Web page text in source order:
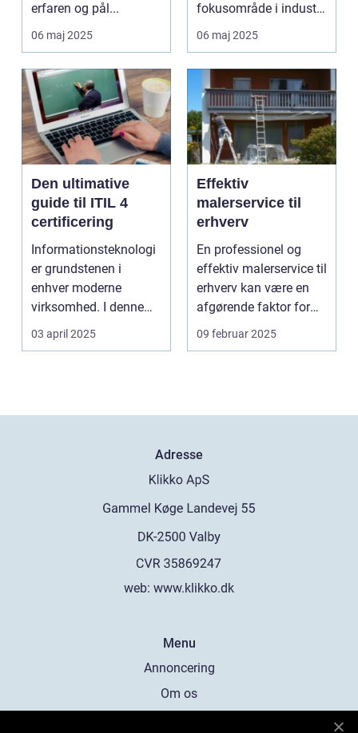
erfaren og pål...
06 maj 2025
fokusområde i industri
og samfund, er de...
06 maj 2025
Den ultimative
guide til ITIL 4
certificering
Informationsteknologi
er grundstenen i
enhver moderne
virksomhed. I denne
digitale tidsalder
st&arin...
03 april 2025
Effektiv
malerservice til
erhverv
En professionel og
effektiv malerservice til
erhverv kan være en
afgørende faktor for
m...
09 februar 2025
Adresse
web: www.klikko.dk
Menu
Annoncering
Om os